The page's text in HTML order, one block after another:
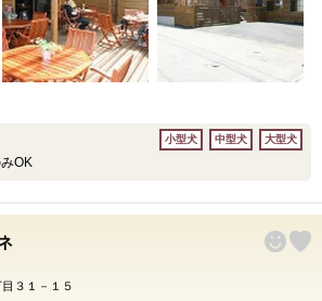
みOK
小型犬 中型犬 大型犬
３１－１５